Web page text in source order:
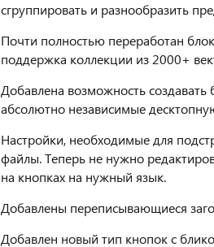
сгруппировать и разнообразить
Почти полностью переработан
поддержка коллекции из 2000+
Добавлена возможность создавать
абсолютно независимые
Настройки, необходимые для
файлы. Теперь не нужно
на кнопках на нужный язык.
Добавлены переписывающиеся
Добавлен новый тип кнопок с